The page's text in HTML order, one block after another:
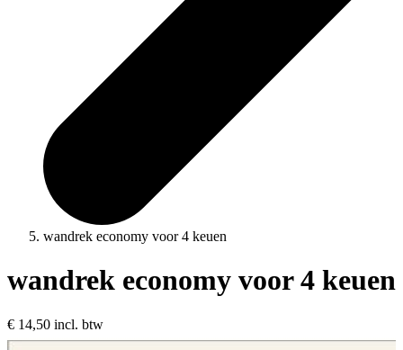
wandrek economy voor 4 keuen
wandrek economy voor 4 keuen
€ 14,50 incl. btw